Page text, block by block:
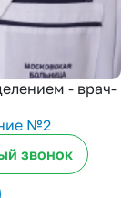
- врач-
№2
звонок